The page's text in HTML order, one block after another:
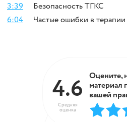
3:39
Безопасность ТГКС
6:04
Частые ошибки в
4.6
Средняя
оценка
Оцените,
материал
вашей